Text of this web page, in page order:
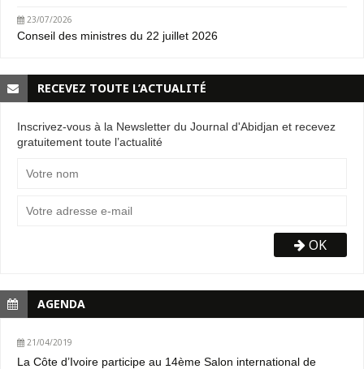
23/07/2026
Conseil des ministres du 22 juillet 2026
RECEVEZ TOUTE L’ACTUALITÉ
Inscrivez-vous à la Newsletter du Journal d'Abidjan et recevez
gratuitement toute l’actualité
OK
AGENDA
21/04/2019
La Côte d’Ivoire participe au 14ème Salon international de